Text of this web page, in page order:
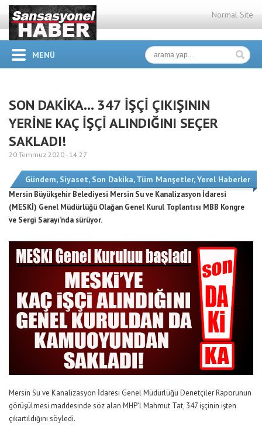
Normal Site
MENÜ
SON DAKİKA… 347 İŞÇİ ÇIKIŞININ
YERİNE KAÇ İŞÇİ ALINDIĞINI SEÇER
SAKLADI!
20 Temmuz 2020 - 14:27
Gündem, Siyaset, Son Dakika,Tüm Manşetler,Yerel Haberler
Mersin Büyükşehir Belediyesi Mersin Su ve Kanalizasyon İdaresi
(MESKİ) Genel Müdürlüğü Olağan Genel Kurul Toplantısı MBB Kongre
ve Sergi Sarayı’nda sürüyor.
Mersin Su ve Kanalizasyon İdaresi Genel Müdürlüğü Denetçiler Raporunun
görüşülmesi maddesinde söz alan MHP’l Mahmut Tat, 347 işçinin işten
çıkartıldığını söyledi.